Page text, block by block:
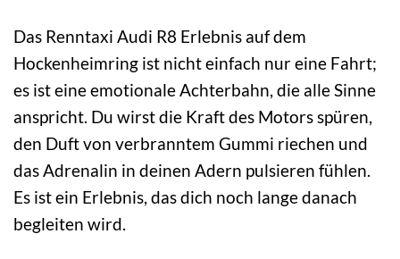
Das Renntaxi Audi R8 Erlebnis auf dem
Hockenheimring ist nicht einfach nur eine Fahrt;
es ist eine emotionale Achterbahn, die alle Sinne
anspricht. Du wirst die Kraft des Motors spüren,
den Duft von verbranntem Gummi riechen und
das Adrenalin in deinen Adern pulsieren fühlen.
Es ist ein Erlebnis, das dich noch lange danach
begleiten wird.